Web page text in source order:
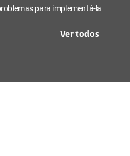
para implementá-la
Ver todos